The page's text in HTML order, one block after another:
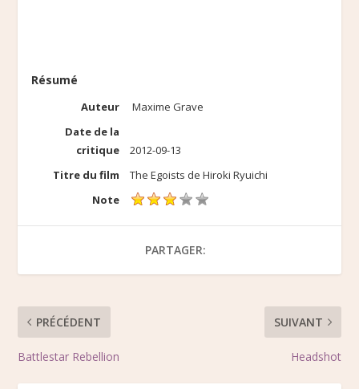
Résumé
Auteur
Maxime Grave
Date de la
critique
2012-09-13
Titre du film
The Egoists de Hiroki Ryuichi
Note
PARTAGER:
PRÉCÉDENT
Battlestar Rebellion
SUIVANT
Headshot